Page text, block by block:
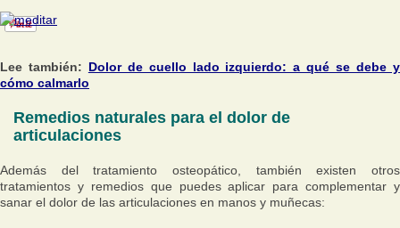
Lee también: Dolor de cuello lado izquierdo: a qué se debe y
cómo calmarlo
Remedios naturales para el dolor de
articulaciones
Además del tratamiento osteopático, también existen otros
tratamientos y remedios que puedes aplicar para complementar y
sanar el dolor de las articulaciones en manos y muñecas: